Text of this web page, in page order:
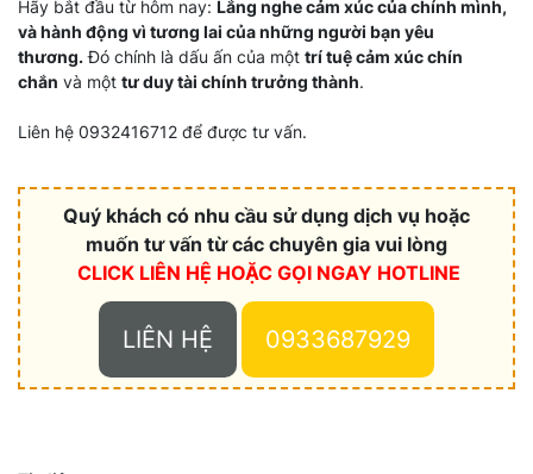
Hãy bắt đầu từ hôm nay: Lắng nghe cảm xúc của chính mình,
và hành động vì tương lai của những người bạn yêu
thương.Đó chính là dấu ấn của một trí tuệ cảm xúc chín
chắn và một tư duy tài chính trưởng thành.
Liên hệ 0932416712 để được tư vấn.
Quý khách có nhu cầu sử dụng dịch vụ hoặc
muốn tư vấn từ các chuyên gia vui lòng
CLICK LIÊN HỆ HOẶC GỌI NGAY HOTLINE
LIÊN HỆ 0933687929